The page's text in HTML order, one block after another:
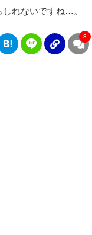
れないですね…。
3